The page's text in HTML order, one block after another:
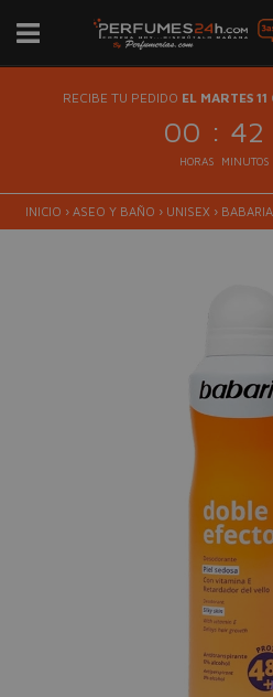
RECIBE TU PEDIDO EL MARTES 11
00 : 42
HORAS MINUTOS
INICIO › ASEO Y BAÑO › UNISEX › BABARIA